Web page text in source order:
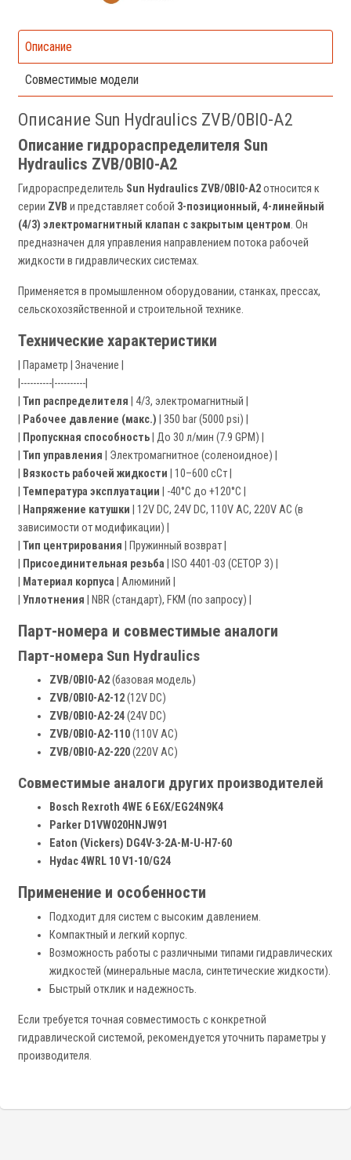
Описание
Совместимые модели
Описание Sun Hydraulics ZVB/0BI0-A2
Описание гидрораспределителя Sun
Hydraulics ZVB/0BI0-A2
Гидрораспределитель Sun Hydraulics ZVB/0BI0-A2относится к
серии ZVB и представляет собой 3-позиционный, 4-линейный
(4/3) электромагнитный клапан с закрытым центром. Он
предназначен для управления направлением потока рабочей
жидкости в гидравлических системах.
Применяется в промышленном оборудовании, станках, прессах,
сельскохозяйственной и строительной технике.
Технические характеристики
| Параметр | Значение |
|----------|----------|
Тип распределителя | 4/3, электромагнитный |
Рабочее давление (макс.) | 350 bar (5000 psi) |
Пропускная способность | До 30 л/мин (7.9 GPM) |
Тип управления | Электромагнитное (соленоидное) |
Вязкость рабочей жидкости | 10–600 сСт |
Температура эксплуатации | -40°C до +120°C |
Напряжение катушки | 12V DC, 24V DC, 110V AC, 220V AC (в
зависимости от модификации) |
Тип центрирования | Пружинный возврат |
Присоединительная резьба | ISO 4401-03 (CETOP 3) |
Материал корпуса | Алюминий |
Уплотнения | NBR (стандарт), FKM (по запросу) |
Парт-номера и совместимые аналоги
Парт-номера Sun Hydraulics
ZVB/0BI0-A2(базовая модель)
ZVB/0BI0-A2-12(12V DC)
ZVB/0BI0-A2-24(24V DC)
ZVB/0BI0-A2-110(110V AC)
ZVB/0BI0-A2-220(220V AC)
Совместимые аналоги других производителей
Bosch Rexroth 4WE 6 E6X/EG24N9K4
Parker D1VW020HNJW91
Eaton (Vickers) DG4V-3-2A-M-U-H7-60
Hydac 4WRL 10 V1-10/G24
Применение и особенности
Подходит для систем с высоким давлением.
Компактный и легкий корпус.
Возможность работы с различными типами гидравлических
жидкостей (минеральные масла, синтетические жидкости).
Быстрый отклик и надежность.
Если требуется точная совместимость с конкретной
гидравлической системой, рекомендуется уточнить параметры у
производителя.